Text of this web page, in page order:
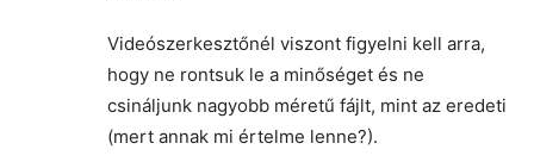
Videószerkesztőnél viszont figyelni kell arra,
hogy ne rontsuk le a minőséget és ne
csináljunk nagyobb méretű fájlt, mint az eredeti
(mert annak mi értelme lenne?).